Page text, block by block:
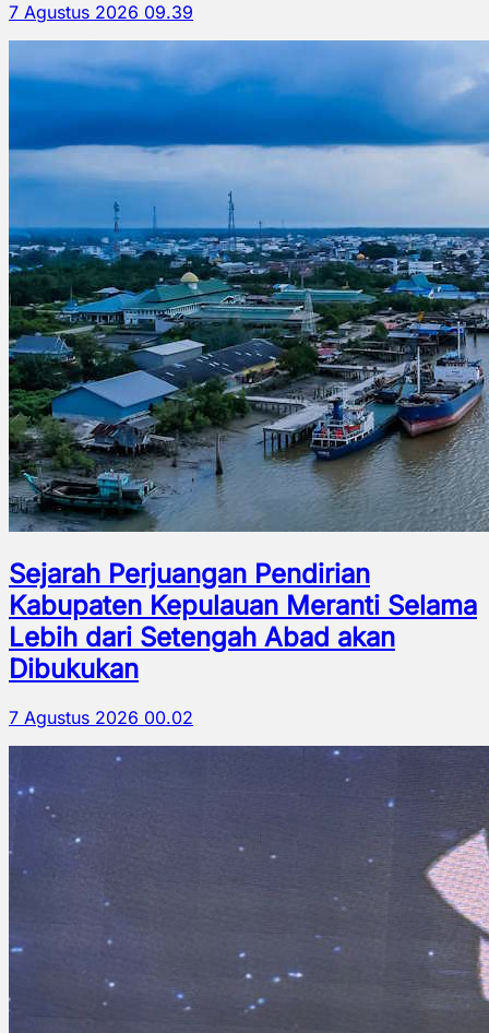
7 Agustus 2026 09.39
Sejarah Perjuangan Pendirian
Kabupaten Kepulauan Meranti Selama
Lebih dari Setengah Abad akan
Dibukukan
7 Agustus 2026 00.02